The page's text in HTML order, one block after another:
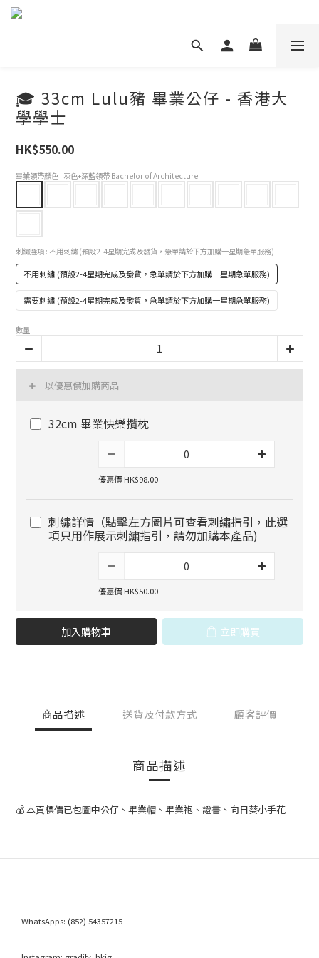
🎓 33cm Lulu豬 畢業公仔 - 香港大
學學士
HK$550.00
畢業領帶顏色 : 灰色+深藍領帶 Bachelor of Architecture
刺繡選項 : 不用刺繡 (預設2-4星期完成及發貨，急單請於下方加購一星期急單服務)
不用刺繡 (預設2-4星期完成及發貨，急單請於下方加購一星期急單服務)
需要刺繡 (預設2-4星期完成及發貨，急單請於下方加購一星期急單服務)
數量
以優惠價加購商品
32cm 畢業快樂攬枕
優惠價 HK$98.00
刺繡詳情（點擊左方圖片可查看刺繡指引，此選
項只用作展示刺繡指引，請勿加購本產品)
優惠價 HK$50.00
加入購物車 立即購買
商品描述 送貨及付款方式 顧客評價
商品描述
💰 本頁標價已包圖中公仔、畢業帽、畢業袍、證書、向日葵小手花
WhatsApps: (852) 54357215